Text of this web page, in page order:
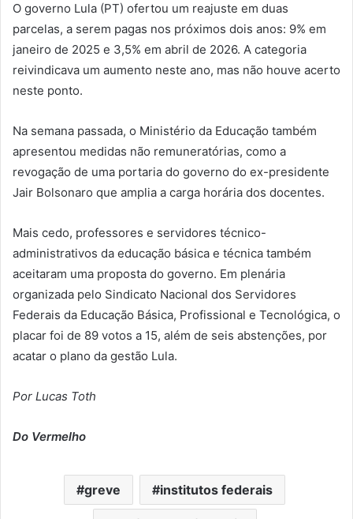
O governo Lula (PT) ofertou um reajuste em duas
parcelas, a serem pagas nos próximos dois anos: 9% em
janeiro de 2025 e 3,5% em abril de 2026. A categoria
reivindicava um aumento neste ano, mas não houve acerto
neste ponto.
Na semana passada, o Ministério da Educação também
apresentou medidas não remuneratórias, como a
revogação de uma portaria do governo do ex-presidente
Jair Bolsonaro que amplia a carga horária dos docentes.
Mais cedo, professores e servidores técnico-
administrativos da educação básica e técnica também
aceitaram uma proposta do governo. Em plenária
organizada pelo Sindicato Nacional dos Servidores
Federais da Educação Básica, Profissional e Tecnológica, o
placar foi de 89 votos a 15, além de seis abstenções, por
acatar o plano da gestão Lula.
Por Lucas Toth
Do Vermelho
greve institutos federais